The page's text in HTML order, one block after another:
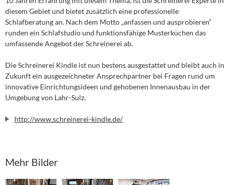
diesem Gebiet und bietet zusätzlich eine professionelle
Schlafberatung an. Nach dem Motto „anfassen und ausprobieren“
runden ein Schlafstudio und funktionsfähige Musterküchen das
umfassende Angebot der Schreinerei ab.
Die Schreinerei Kindle ist nun bestens ausgestattet und bleibt auch in
Zukunft ein ausgezeichneter Ansprechpartner bei Fragen rund um
innovative Einrichtungsideen und gehobenen Innenausbau in der
Umgebung von Lahr-Sulz.
http://www.schreinerei-kindle.de/
Mehr Bilder